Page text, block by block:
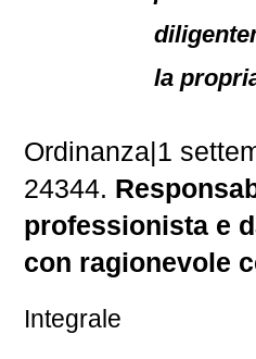
la
Ordinanza|1
24344.
professionista e
con ragionevole
Integrale